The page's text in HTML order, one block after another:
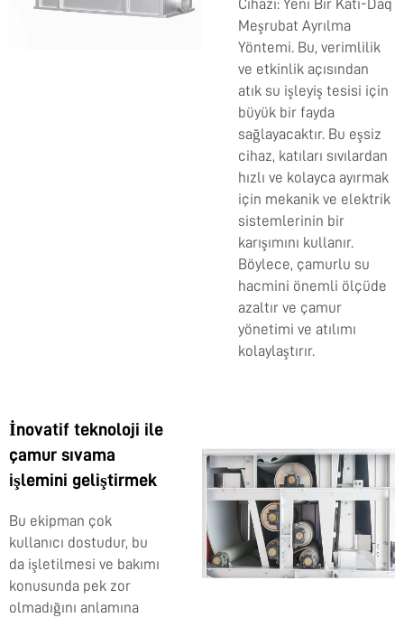
Cihazı: Yeni Bir Katı-Daq
Meşrubat Ayrılma
Yöntemi. Bu, verimlilik
ve etkinlik açısından
atık su işleyiş tesisi için
büyük bir fayda
sağlayacaktır. Bu eşsiz
cihaz, katıları sıvılardan
hızlı ve kolayca ayırmak
için mekanik ve elektrik
sistemlerinin bir
karışımını kullanır.
Böylece, çamurlu su
hacmini önemli ölçüde
azaltır ve çamur
yönetimi ve atılımı
kolaylaştırır.
İnovatif teknoloji ile
çamur sıvama
işlemini geliştirmek
Bu ekipman çok
kullanıcı dostudur, bu
da işletilmesi ve bakımı
konusunda pek zor
olmadığını anlamına